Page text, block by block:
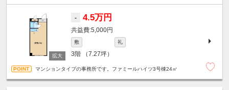
- 4.5万円
5,000円
敷 礼
3階 （7.27坪）
マンションタイプの事務所です。ファミールハイツ3号棟24㎡